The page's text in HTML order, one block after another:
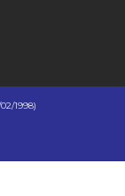
1998)